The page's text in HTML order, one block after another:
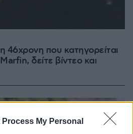
Process My Personal
46χρονη που κατηγορείται
δείτε βίντεο και